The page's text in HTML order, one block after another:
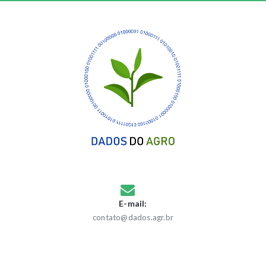
E-mail:
contato@dados.agr.br